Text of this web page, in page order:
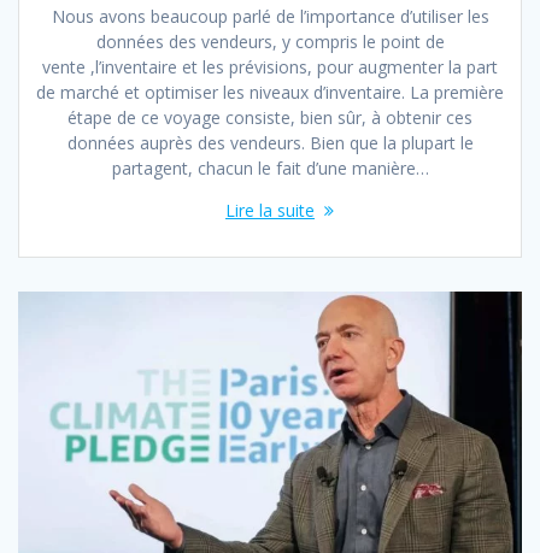
Nous avons beaucoup parlé de l’importance d’utiliser les
données des vendeurs, y compris le point de
vente ,l’inventaire et les prévisions, pour augmenter la part
de marché et optimiser les niveaux d’inventaire. La première
étape de ce voyage consiste, bien sûr, à obtenir ces
données auprès des vendeurs. Bien que la plupart le
partagent, chacun le fait d’une manière…
Lire la suite